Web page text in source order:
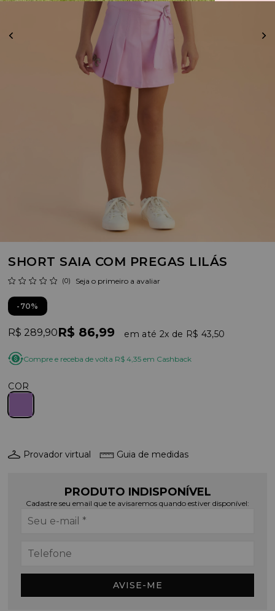
SHORT SAIA COM PREGAS LILÁS
(0) Seja o primeiro a avaliar
70%
R$ 289,90R$ 86,99 2x R$ 43,50
Compre e receba de volta R$ 4,35 em Cashback
COR
Provador virtual Guia de medidas
PRODUTO INDISPONÍVEL
Cadastre seu email que te avisaremos quando estiver disponível:
AVISE-ME